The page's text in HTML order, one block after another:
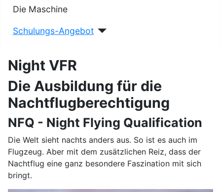
Die Maschine
Schulungs-Angebot
Night VFR
Die Ausbildung für die
Nachtflugberechtigung
NFQ - Night Flying Qualification
Die Welt sieht nachts anders aus. So ist es auch im
Flugzeug. Aber mit dem zusätzlichen Reiz, dass der
Nachtflug eine ganz besondere Faszination mit sich
bringt.